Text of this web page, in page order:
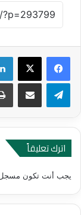
اترك تعليقاً
يجب أنت تكون مسجل